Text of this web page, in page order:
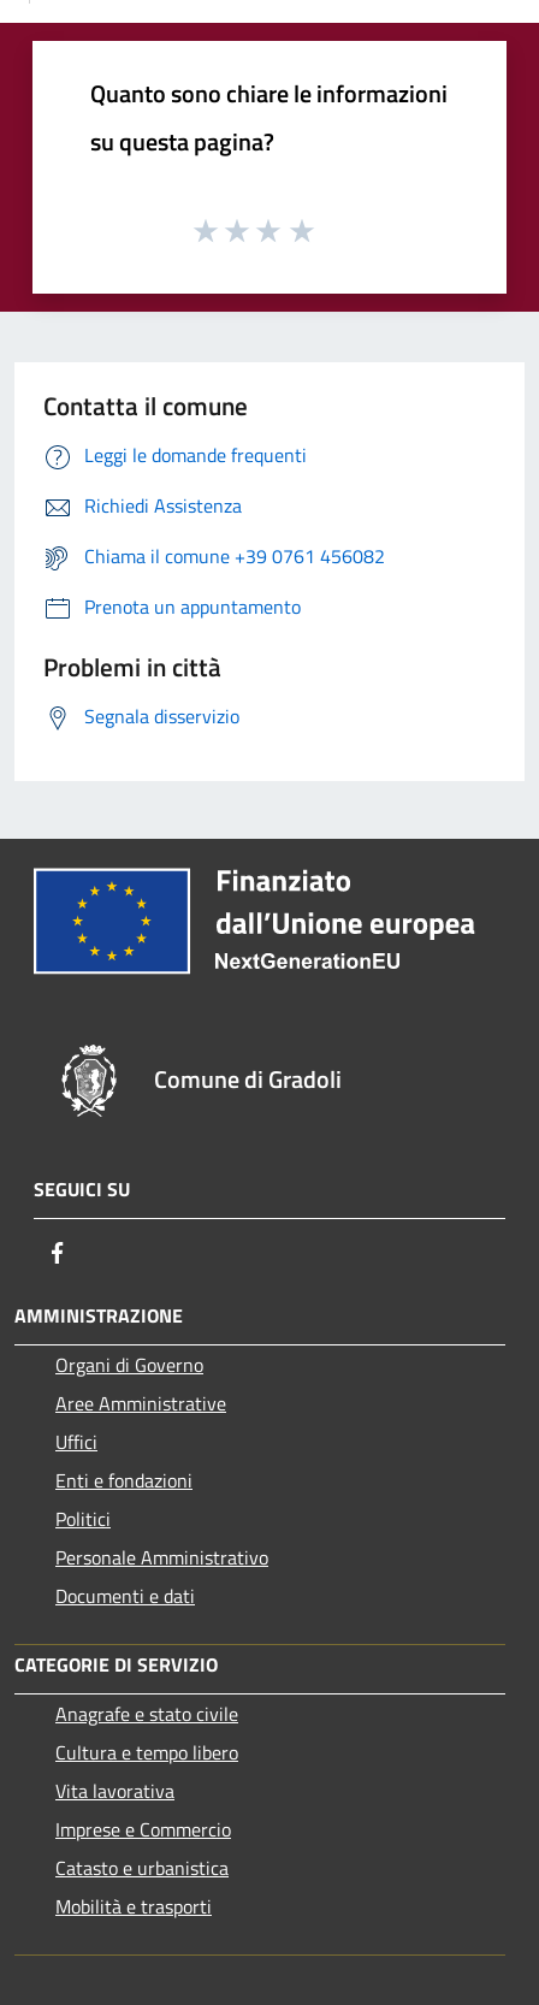
Quanto sono chiare le informazioni
su questa pagina?
Contatta il comune
Leggi le domande frequenti
Richiedi Assistenza
Chiama il comune +39 0761 456082
Prenota un appuntamento
Problemi in città
Segnala disservizio
Comune di Gradoli
SEGUICI SU
AMMINISTRAZIONE
Organi di Governo
Aree Amministrative
Uffici
Enti e fondazioni
Politici
Personale Amministrativo
Documenti e dati
CATEGORIE DI SERVIZIO
Anagrafe e stato civile
Cultura e tempo libero
Vita lavorativa
Imprese e Commercio
Catasto e urbanistica
Mobilità e trasporti